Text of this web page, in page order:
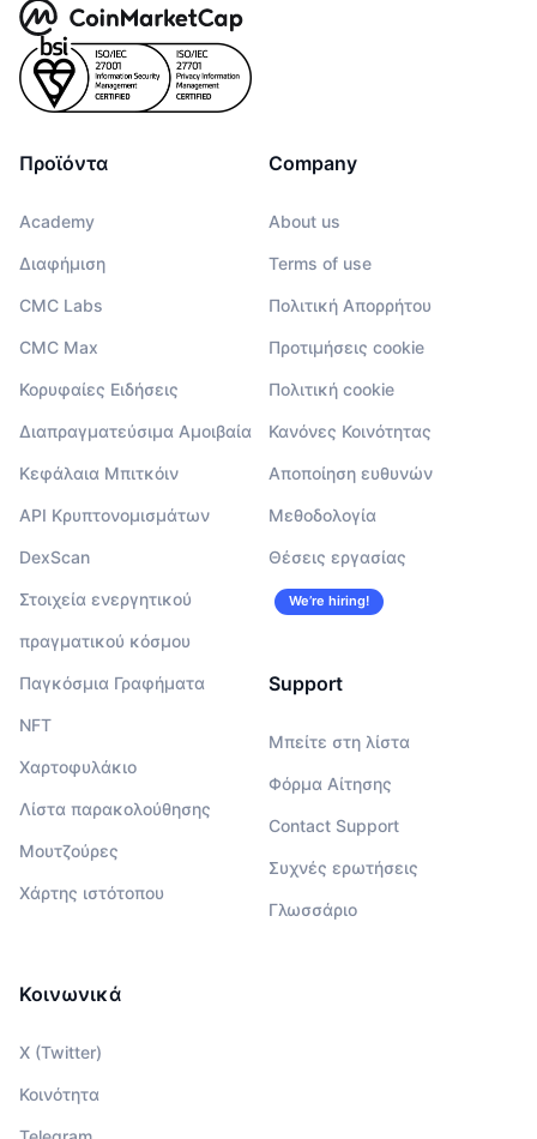
Προϊόντα
Academy
Διαφήμιση
CMC Labs
CMC Max
Κορυφαίες Ειδήσεις
Διαπραγματεύσιμα Αμοιβαία
Κεφάλαια Μπιτκόιν
API Κρυπτονομισμάτων
DexScan
Στοιχεία ενεργητικού
πραγματικού κόσμου
Παγκόσμια Γραφήματα
NFT
Χαρτοφυλάκιο
Λίστα παρακολούθησης
Μουτζούρες
Χάρτης ιστότοπου
Company
About us
Terms of use
Πολιτική Απορρήτου
Προτιμήσεις cookie
Πολιτική cookie
Κανόνες Κοινότητας
Αποποίηση ευθυνών
Μεθοδολογία
Θέσεις εργασίας
We’re hiring!
Support
Μπείτε στη λίστα
Φόρμα Αίτησης
Contact Support
Συχνές ερωτήσεις
Γλωσσάριο
Κοινωνικά
X (Twitter)
Κοινότητα